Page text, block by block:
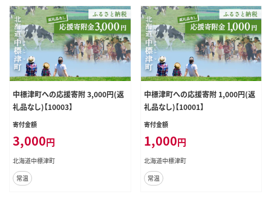
中標津町への応援寄附 3,000円(返
礼品なし)【10003】
寄付金額
3,000円
北海道中標津町
常温
中標津町への応援寄附 1,000円(返
礼品なし)【10001】
寄付金額
1,000円
北海道中標津町
常温